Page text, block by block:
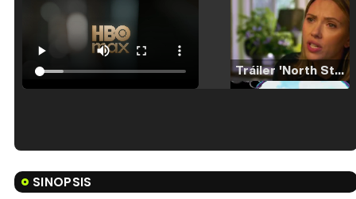
Tráiler 'North Star' (2023)
SINOPSIS